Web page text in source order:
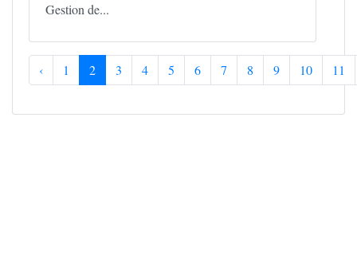
Gestion de...
‹ 1 2 3 4 5 6 7 8 9 10 11